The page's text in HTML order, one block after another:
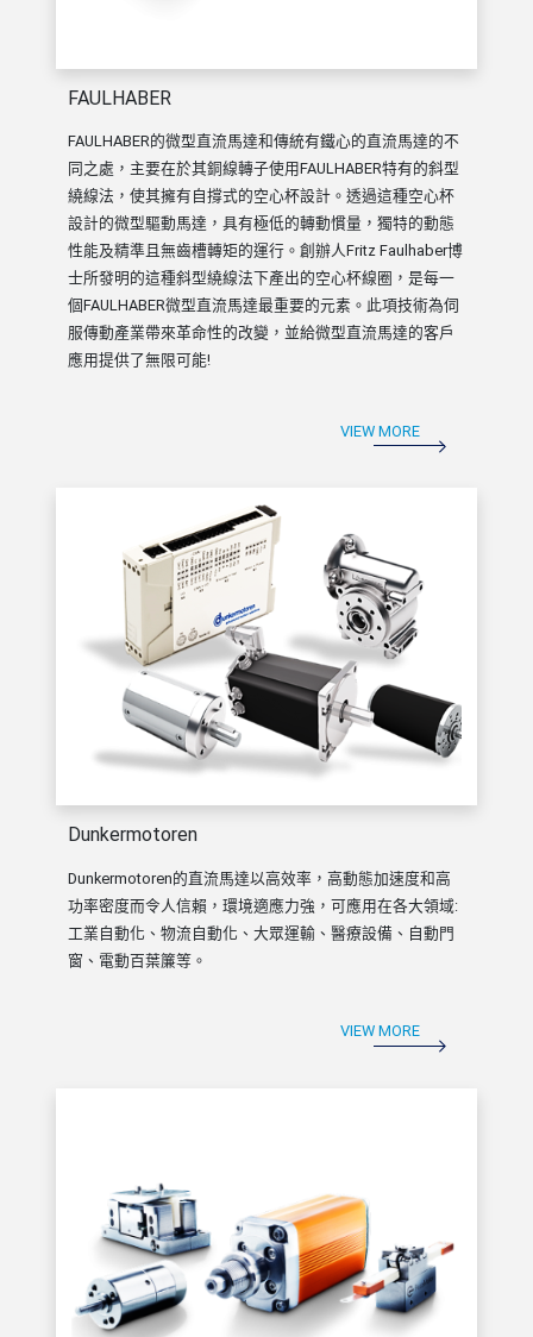
FAULHABER
FAULHABER的微型直流馬達和傳統有鐵心的直流馬達的不
同之處，主要在於其銅線轉子使用FAULHABER特有的斜型
繞線法，使其擁有自撐式的空心杯設計。透過這種空心杯
設計的微型驅動馬達，具有極低的轉動慣量，獨特的動態
性能及精準且無齒槽轉矩的運行。創辦人Fritz Faulhaber博
士所發明的這種斜型繞線法下產出的空心杯線圈，是每一
個FAULHABER微型直流馬達最重要的元素。此項技術為伺
服傳動產業帶來革命性的改變，並給微型直流馬達的客戶
應用提供了無限可能!
VIEW MORE
Dunkermotoren
Dunkermotoren的直流馬達以高效率，高動態加速度和高
功率密度而令人信賴，環境適應力強，可應用在各大領域:
工業自動化、物流自動化、大眾運輸、醫療設備、自動門
窗、電動百葉簾等。
VIEW MORE